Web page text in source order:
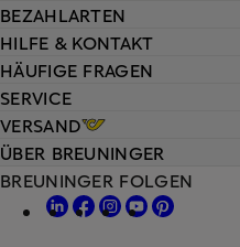
HILFE & KONTAKT
HÄUFIGE FRAGEN
SERVICE
VERSAND
BEZAHLARTEN
ÜBER BREUNINGER
BREUNINGER FOLGEN